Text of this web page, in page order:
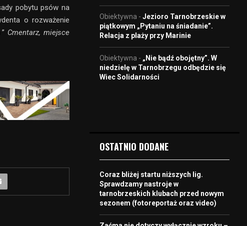
pobytu psów na
o rozważenie
Cmentarz, miejsce
Obiektywna - Jezioro Tarnobrzeskie w
piątkowym „Pytaniu na śniadanie”.
Relacja z plaży przy Marinie
Obiektywna - „Nie bądź obojętny”. W
niedzielę w Tarnobrzegu odbędzie się
Wiec Solidarności
OSTATNIO DODANE
Coraz bliżej startu niższych lig.
Sprawdzamy nastroje w
tarnobrzeskich klubach przed nowym
sezonem (fotoreportaż oraz video)